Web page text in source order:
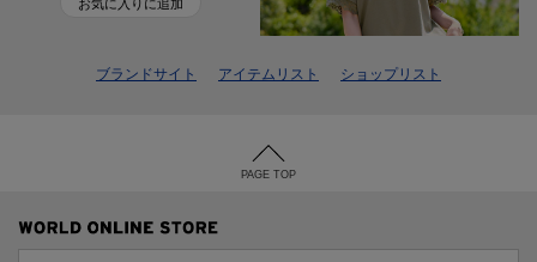
お気に入りに追加
ブランドサイト アイテムリスト ショップリスト
PAGE TOP